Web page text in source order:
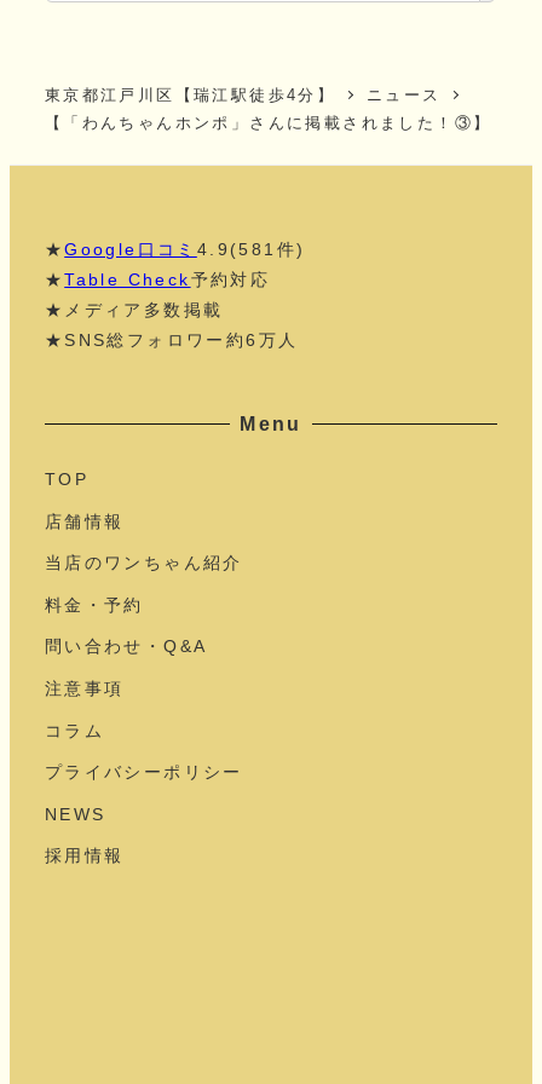
東京都江戸川区【瑞江駅徒歩4分】
ニュース
【「わんちゃんホンポ」さんに掲載されました！③】
★Google口コミ 4.9(581件)
★Table Check予約対応
★メディア多数掲載
★SNS総フォロワー約6万人
Menu
TOP
店舗情報
当店のワンちゃん紹介
料金・予約
問い合わせ・Q&A
注意事項
コラム
プライバシーポリシー
NEWS
採用情報